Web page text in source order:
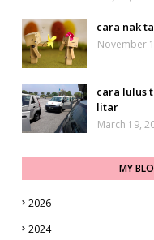
cara nak
November
cara lulus
litar
March 19,
MY
2026
2024